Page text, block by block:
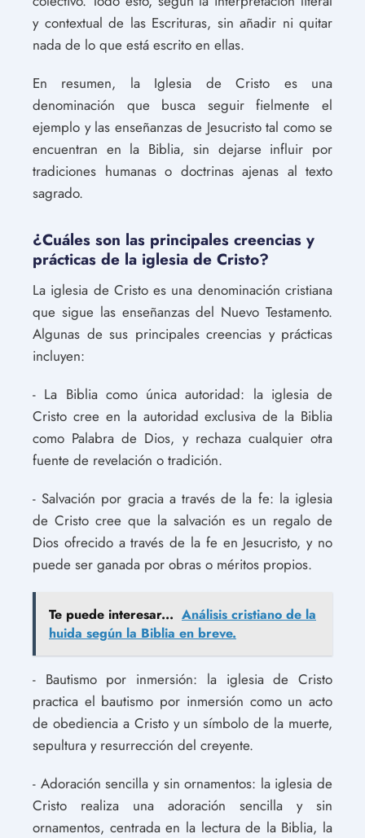
y contextual de las Escrituras, sin añadir ni quitar
nada de lo que está escrito en ellas.
En resumen, la Iglesia de Cristo es una
denominación que busca seguir fielmente el
ejemplo y las enseñanzas de Jesucristo tal como se
encuentran en la Biblia, sin dejarse influir por
tradiciones humanas o doctrinas ajenas al texto
sagrado.
¿Cuáles son las principales creencias y
prácticas de la iglesia de Cristo?
La iglesia de Cristo es una denominación cristiana
que sigue las enseñanzas del Nuevo Testamento.
Algunas de sus principales creencias y prácticas
incluyen:
- La Biblia como única autoridad: la iglesia de
Cristo cree en la autoridad exclusiva de la Biblia
como Palabra de Dios, y rechaza cualquier otra
fuente de revelación o tradición.
- Salvación por gracia a través de la fe: la iglesia
de Cristo cree que la salvación es un regalo de
Dios ofrecido a través de la fe en Jesucristo, y no
puede ser ganada por obras o méritos propios.
Te puede interesar... Análisis cristiano de la
huida según la Biblia en breve.
- Bautismo por inmersión: la iglesia de Cristo
practica el bautismo por inmersión como un acto
de obediencia a Cristo y un símbolo de la muerte,
sepultura y resurrección del creyente.
- Adoración sencilla y sin ornamentos: la iglesia de
Cristo realiza una adoración sencilla y sin
ornamentos, centrada en la lectura de la Biblia, la